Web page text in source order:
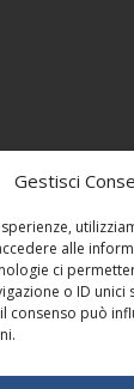
Gestisci
alle
ci
o ID unici
consenso può